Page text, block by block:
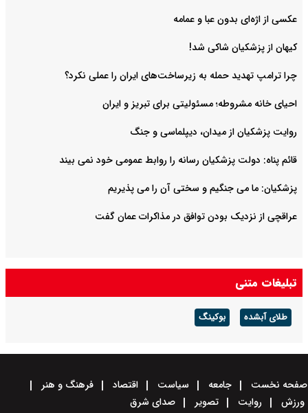
عکسی از اژه‌ای بدون عبا و عمامه
کیهان از پزشکیان شاکی شد!
چرا ترامپ تهدید حمله به زیرساخت‌های ایران را عملی نکرد؟
احیای خانه مشروطه؛ مسئولیتی برای تبریز و ایران
روایت‌ پزشکیان از میدان، دیپلماسی و جنگ
قائم پناه: دولت پزشکیان رسانه را روابط عمومی خود نمی بیند
پزشکیان: ما می جنگیم و سختی آن را می پذیریم
عراقچی از نزدیک بودن توافق در مذاکرات عمان گفت
تبلیغات متنی
طلای آبشده بوکینگ
صفحه نخست جامعه سیاست اقتصاد
فرهنگ و هنر
ورزش
روایت تصویر صدای شرق